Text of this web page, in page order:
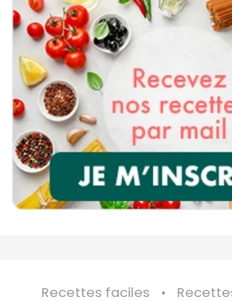
Recettes faciles